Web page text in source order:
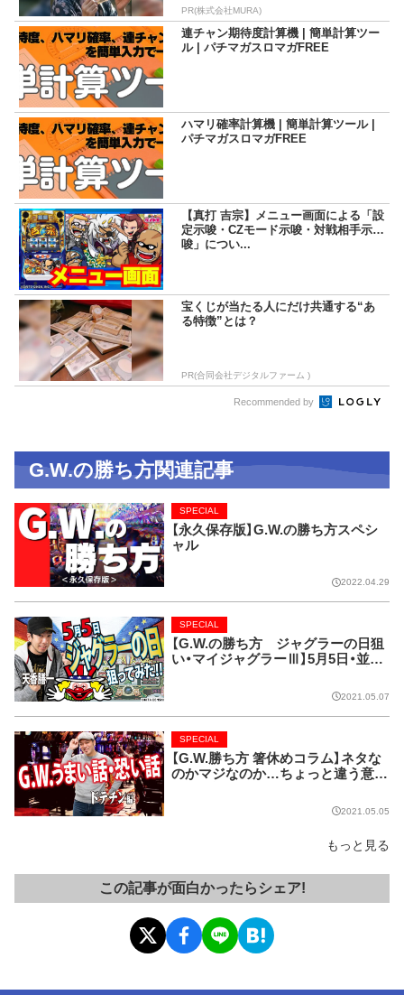
PR(株式会社MURA)
連チャン期待度計算機 | 簡単計算ツー
ル | パチマガスロマガFREE
ハマリ確率計算機 | 簡単計算ツール |
パチマガスロマガFREE
【真打 吉宗】メニュー画面による「設
定示唆・CZモード示唆・対戦相手示
唆」につい...
宝くじが当たる人にだけ共通する“あ
る特徴”とは？
PR(合同会社デジタルファーム )
Recommended by
G.W.の勝ち方関連記事
【永久保存版】G.W.の勝ち方スペシ
ャル
SPECIAL
2022.04.29
【G.W.の勝ち方 ジャグラーの日狙
い・マイジャグラーⅢ】5月5日・並び
SPECIAL
2021.05.07
【G.W.勝ち方 箸休めコラム】ネタな
のかマジなのか…ちょっと違う意味
SPECIAL
2021.05.05
もっと見る
この記事が面白かったらシェア!